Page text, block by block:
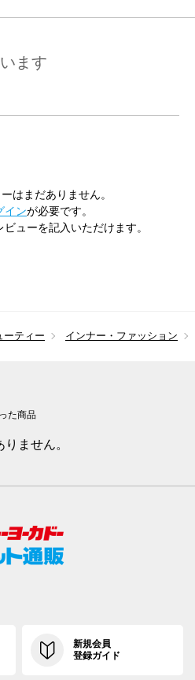
ます
はまだありません。
インが必要です。
ビューを記入いただけます。
ーティー インナー・ファッション
た商品
ません。
新規会員
登録ガイド